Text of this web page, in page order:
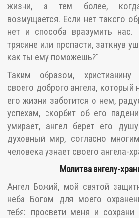
жизни, а тем более,
возмущается. Если нет такого
нет и способа вразумить
трясине или пропасти, заткнув
как ты ему поможешь?"
Таким образом, христианину
своего доброго ангела, который
его жизни заботится о нем,
успехам, скорбит об его
умирает, ангел берет его
духовный мир, согласно
человека узнает своего ангела-
Молитва ангелу-
Ангел Божий, мой святой
неба Богом для моего
тебя: просвети меня и